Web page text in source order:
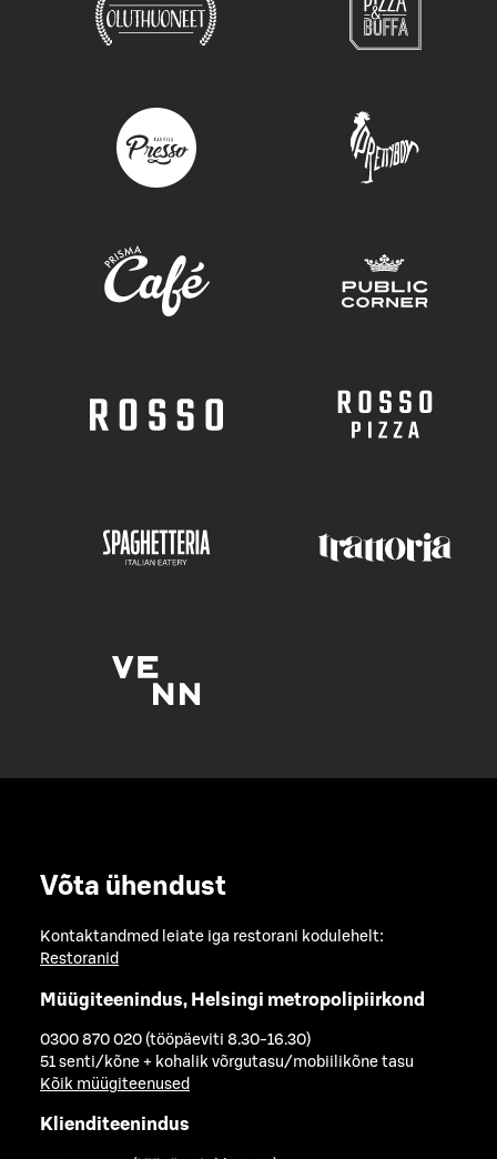
Võta ühendust
Kontaktandmed leiate iga restorani kodulehelt:
Restoranid
Müügiteenindus, Helsingi metropolipiirkond
0300 870 020 (tööpäeviti 8.30-16.30)
51 senti/kõne + kohalik võrgutasu/mobiilikõne tasu
Kõik müügiteenused
Klienditeenindus